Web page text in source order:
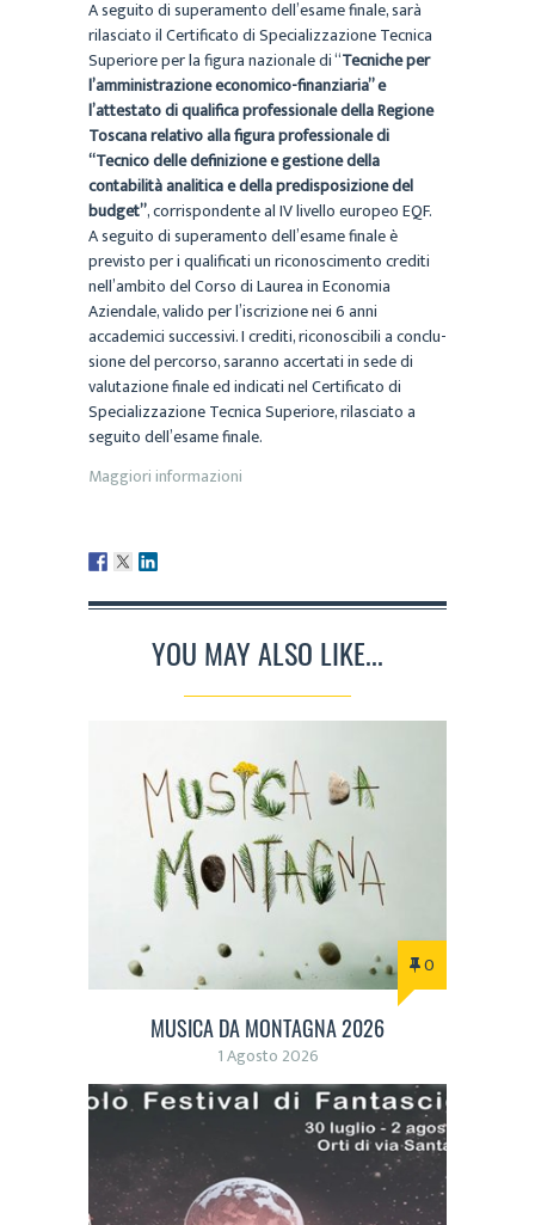
A seguito di superamento dell’esame finale, sarà
rilasciato il Certificato di Specializzazione Tecnica
Superiore per la figura nazionale di “Tecniche per
l’amministrazione economico-finanziaria” e
l’attestato di qualifica professionale della Regione
Toscana relativo alla figura professionale di
“Tecnico delle definizione e gestione della
contabilità analitica e della predisposizione del
budget”, corrispondente al IV livello europeo EQF.
A seguito di superamento dell’esame finale è
previsto per i qualificati un riconoscimento crediti
nell’ambito del Corso di Laurea in Economia
Aziendale, valido per l’iscrizione nei 6 anni
accademici successivi. I crediti, riconoscibili a conclu-
sione del percorso, saranno accertati in sede di
valutazione finale ed indicati nel Certificato di
Specializzazione Tecnica Superiore, rilasciato a
seguito dell’esame finale.
Maggiori informazioni
YOU MAY ALSO LIKE...
0
MUSICA DA MONTAGNA 2026
1 Agosto 2026